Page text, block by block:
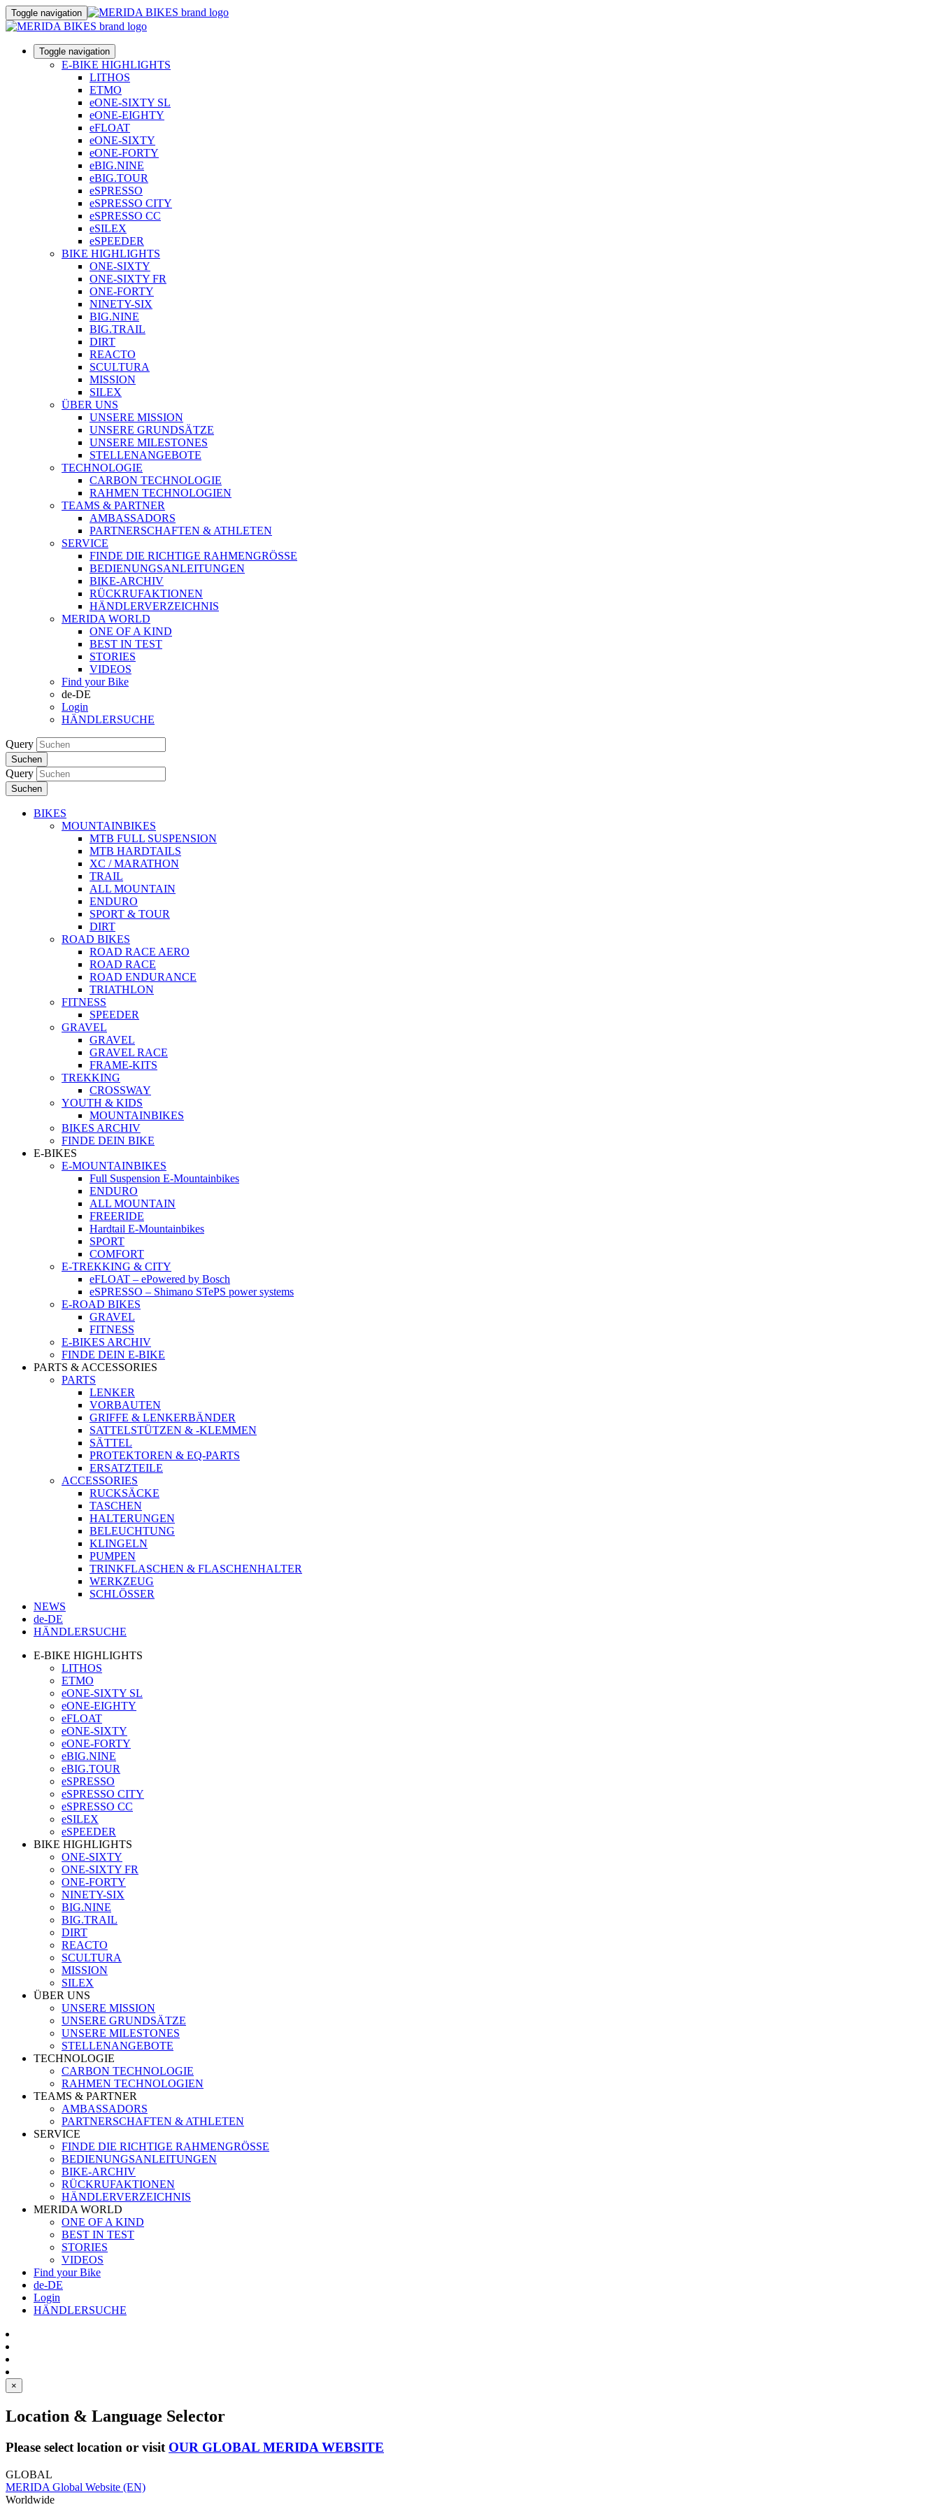
Toggle navigation
Toggle navigation
E-BIKE HIGHLIGHTS
LITHOS
ETMO
eONE-SIXTY SL
eONE-EIGHTY
eFLOAT
eONE-SIXTY
eONE-FORTY
eBIG.NINE
eBIG.TOUR
eSPRESSO
eSPRESSO CITY
eSPRESSO CC
eSILEX
eSPEEDER
BIKE HIGHLIGHTS
ONE-SIXTY
ONE-SIXTY FR
ONE-FORTY
NINETY-SIX
BIG.NINE
BIG.TRAIL
DIRT
REACTO
SCULTURA
MISSION
SILEX
ÜBER UNS
UNSERE MISSION
UNSERE GRUNDSÄTZE
UNSERE MILESTONES
STELLENANGEBOTE
TECHNOLOGIE
CARBON TECHNOLOGIE
RAHMEN TECHNOLOGIEN
TEAMS & PARTNER
AMBASSADORS
PARTNERSCHAFTEN & ATHLETEN
SERVICE
FINDE DIE RICHTIGE RAHMENGRÖSSE
BEDIENUNGSANLEITUNGEN
BIKE-ARCHIV
RÜCKRUFAKTIONEN
HÄNDLERVERZEICHNIS
MERIDA WORLD
ONE OF A KIND
BEST IN TEST
STORIES
VIDEOS
Find your Bike
de-DE
Login
HÄNDLERSUCHE
Query
Suchen
Query
Suchen
BIKES
MOUNTAINBIKES
MTB FULL SUSPENSION
MTB HARDTAILS
XC / MARATHON
TRAIL
ALL MOUNTAIN
ENDURO
SPORT & TOUR
DIRT
ROAD BIKES
ROAD RACE AERO
ROAD RACE
ROAD ENDURANCE
TRIATHLON
FITNESS
SPEEDER
GRAVEL
GRAVEL
GRAVEL RACE
FRAME-KITS
TREKKING
CROSSWAY
YOUTH & KIDS
MOUNTAINBIKES
BIKES ARCHIV
FINDE DEIN BIKE
E-BIKES
E-MOUNTAINBIKES
Full Suspension E-Mountainbikes
ENDURO
ALL MOUNTAIN
FREERIDE
Hardtail E-Mountainbikes
SPORT
COMFORT
E-TREKKING & CITY
eFLOAT – ePowered by Bosch
eSPRESSO – Shimano STePS power systems
E-ROAD BIKES
GRAVEL
FITNESS
E-BIKES ARCHIV
FINDE DEIN E-BIKE
PARTS & ACCESSORIES
PARTS
LENKER
VORBAUTEN
GRIFFE & LENKERBÄNDER
SATTELSTÜTZEN & -KLEMMEN
SÄTTEL
PROTEKTOREN & EQ-PARTS
ERSATZTEILE
ACCESSORIES
RUCKSÄCKE
TASCHEN
HALTERUNGEN
BELEUCHTUNG
KLINGELN
PUMPEN
TRINKFLASCHEN & FLASCHENHALTER
WERKZEUG
SCHLÖSSER
NEWS
de-DE
HÄNDLERSUCHE
E-BIKE HIGHLIGHTS
LITHOS
ETMO
eONE-SIXTY SL
eONE-EIGHTY
eFLOAT
eONE-SIXTY
eONE-FORTY
eBIG.NINE
eBIG.TOUR
eSPRESSO
eSPRESSO CITY
eSPRESSO CC
eSILEX
eSPEEDER
BIKE HIGHLIGHTS
ONE-SIXTY
ONE-SIXTY FR
ONE-FORTY
NINETY-SIX
BIG.NINE
BIG.TRAIL
DIRT
REACTO
SCULTURA
MISSION
SILEX
ÜBER UNS
UNSERE MISSION
UNSERE GRUNDSÄTZE
UNSERE MILESTONES
STELLENANGEBOTE
TECHNOLOGIE
CARBON TECHNOLOGIE
RAHMEN TECHNOLOGIEN
TEAMS & PARTNER
AMBASSADORS
PARTNERSCHAFTEN & ATHLETEN
SERVICE
FINDE DIE RICHTIGE RAHMENGRÖSSE
BEDIENUNGSANLEITUNGEN
BIKE-ARCHIV
RÜCKRUFAKTIONEN
HÄNDLERVERZEICHNIS
MERIDA WORLD
ONE OF A KIND
BEST IN TEST
STORIES
VIDEOS
Find your Bike
de-DE
Login
HÄNDLERSUCHE
×
Location & Language Selector
Please select location or visit OUR GLOBAL MERIDA WEBSITE
GLOBAL
MERIDA Global Website (EN)
Worldwide